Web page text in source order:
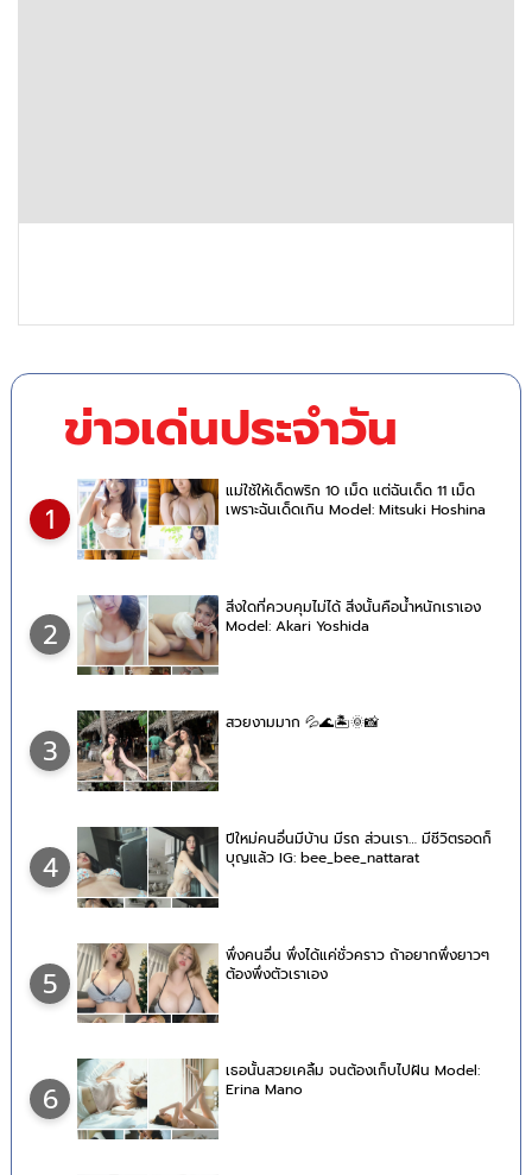
ข่าวเด่นประจำวัน
1
แม่ใช้ให้เด็ดพริก 10 เม็ด แต่ฉันเด็ด 11 เม็ด
เพราะฉันเด็ดเกิน Model: Mitsuki Hoshina
2
สิ่งใดที่ควบคุมไม่ได้ สิ่งนั้นคือน้ำหนักเราเอง
Model: Akari Yoshida
3
สวยงามมาก 💦🌊🏝🌞📸
4
ปีใหม่คนอื่นมีบ้าน มีรถ ส่วนเรา… มีชีวิตรอดก็
บุญแล้ว IG: bee_bee_nattarat
5
พึ่งคนอื่น พึ่งได้แค่ชั่วคราว ถ้าอยากพึ่งยาวๆ
ต้องพึ่งตัวเราเอง
6
เธอนั้นสวยเคลิ้ม จนต้องเก็บไปฝัน Model:
Erina Mano